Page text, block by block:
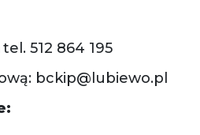
512 864 195
bckip@lubiewo.pl